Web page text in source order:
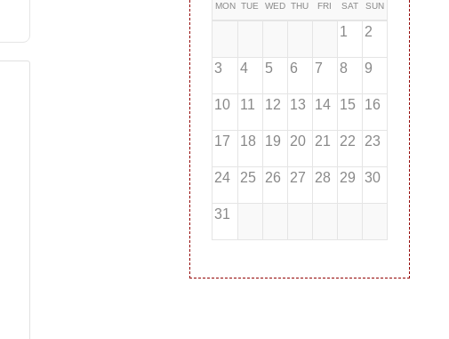
MON TUE WED THU FRI SAT SUN
1 2
3 4 5 6 7 8 9
10 11 12 13 14 15 16
17 18 19 20 21 22 23
24 25 26 27 28 29 30
31